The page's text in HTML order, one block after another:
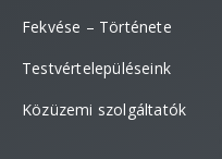
Fekvése – Története
Testvértelepüléseink
Közüzemi szolgáltatók